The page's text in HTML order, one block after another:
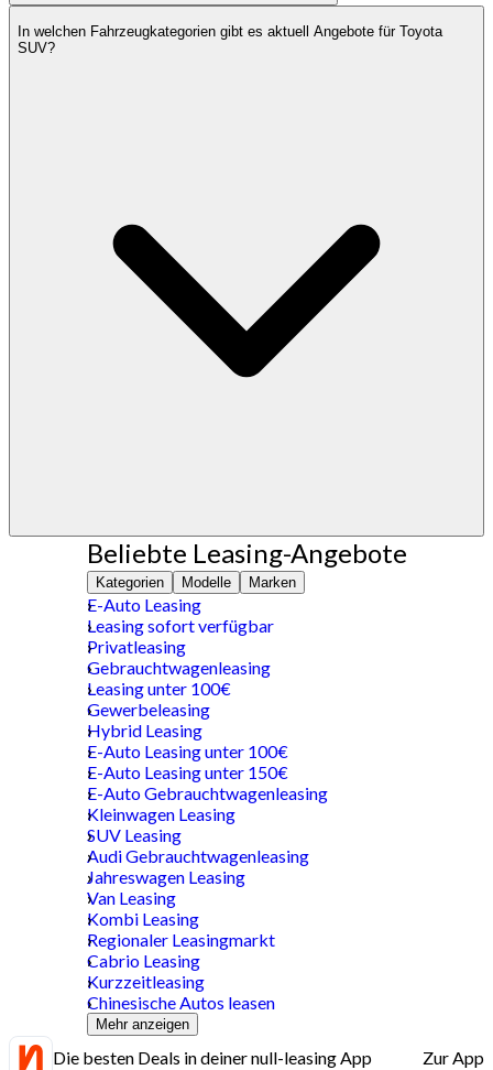
In welchen Fahrzeugkategorien gibt es aktuell Angebote für Toyota
SUV?
Beliebte Leasing-Angebote
Kategorien Modelle Marken
E-Auto Leasing
Leasing sofort verfügbar
Privatleasing
Gebrauchtwagenleasing
Leasing unter 100€
Gewerbeleasing
Hybrid Leasing
E-Auto Leasing unter 100€
E-Auto Leasing unter 150€
E-Auto Gebrauchtwagenleasing
Kleinwagen Leasing
SUV Leasing
Audi Gebrauchtwagenleasing
Jahreswagen Leasing
Van Leasing
Kombi Leasing
Regionaler Leasingmarkt
Cabrio Leasing
Kurzzeitleasing
Chinesische Autos leasen
Mehr anzeigen
Die besten Deals in deiner null-leasing App Zur App